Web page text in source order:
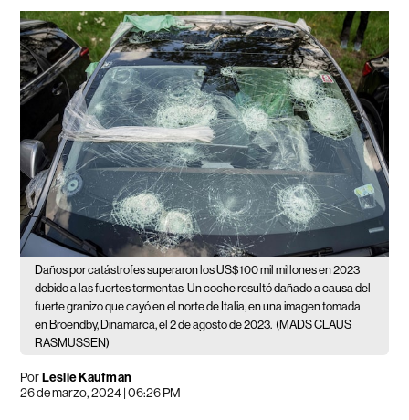
Daños por catástrofes superaron los US$100 mil millones en 2023
debido a las fuertes tormentas Un coche resultó dañado a causa del
fuerte granizo que cayó en el norte de Italia, en una imagen tomada
en Broendby, Dinamarca, el 2 de agosto de 2023. (MADS CLAUS
RASMUSSEN)
PorLeslie Kaufman
26 de marzo, 2024 | 06:26 PM